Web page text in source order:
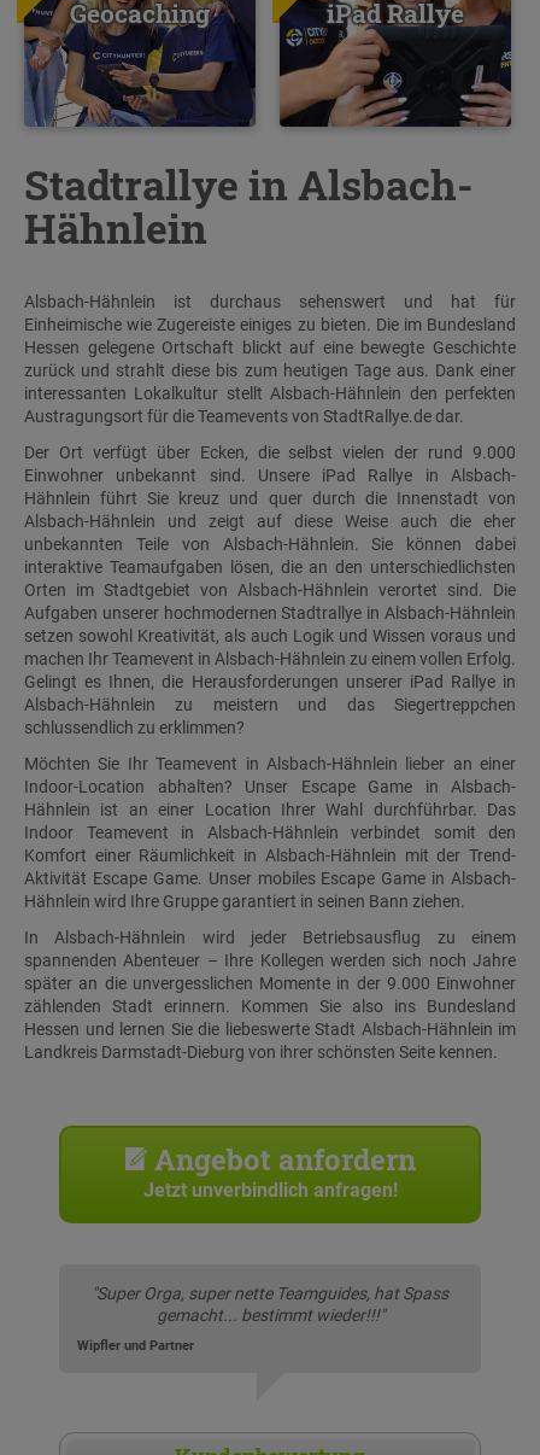
Geocaching iPad Rallye
Stadtrallye in Alsbach-
Hähnlein
Alsbach-Hähnlein ist durchaus sehenswert und hat für
Einheimische wie Zugereiste einiges zu bieten. Die im Bundesland
Hessen gelegene Ortschaft blickt auf eine bewegte Geschichte
zurück und strahlt diese bis zum heutigen Tage aus. Dank einer
interessanten Lokalkultur stellt Alsbach-Hähnlein den perfekten
Austragungsort für die Teamevents von StadtRallye.de dar.
Der Ort verfügt über Ecken, die selbst vielen der rund 9.000
Einwohner unbekannt sind. Unsere iPad Rallye in Alsbach-
Hähnlein führt Sie kreuz und quer durch die Innenstadt von
Alsbach-Hähnlein und zeigt auf diese Weise auch die eher
unbekannten Teile von Alsbach-Hähnlein. Sie können dabei
interaktive Teamaufgaben lösen, die an den unterschiedlichsten
Orten im Stadtgebiet von Alsbach-Hähnlein verortet sind. Die
Aufgaben unserer hochmodernen Stadtrallye in Alsbach-Hähnlein
setzen sowohl Kreativität, als auch Logik und Wissen voraus und
machen Ihr Teamevent in Alsbach-Hähnlein zu einem vollen Erfolg.
Gelingt es Ihnen, die Herausforderungen unserer iPad Rallye in
Alsbach-Hähnlein zu meistern und das Siegertreppchen
schlussendlich zu erklimmen?
Möchten Sie Ihr Teamevent in Alsbach-Hähnlein lieber an einer
Indoor-Location abhalten? Unser Escape Game in Alsbach-
Hähnlein ist an einer Location Ihrer Wahl durchführbar. Das
Indoor Teamevent in Alsbach-Hähnlein verbindet somit den
Komfort einer Räumlichkeit in Alsbach-Hähnlein mit der Trend-
Aktivität Escape Game. Unser mobiles Escape Game in Alsbach-
Hähnlein wird Ihre Gruppe garantiert in seinen Bann ziehen.
In Alsbach-Hähnlein wird jeder Betriebsausflug zu einem
spannenden Abenteuer – Ihre Kollegen werden sich noch Jahre
später an die unvergesslichen Momente in der 9.000 Einwohner
zählenden Stadt erinnern. Kommen Sie also ins Bundesland
Hessen und lernen Sie die liebeswerte Stadt Alsbach-Hähnlein im
Landkreis Darmstadt-Dieburg von ihrer schönsten Seite kennen.
Angebot anfordern
Jetzt unverbindlich anfragen!
"Super Orga, super nette Teamguides, hat Spass
gemacht... bestimmt wieder!!!"
Wipfler und Partner